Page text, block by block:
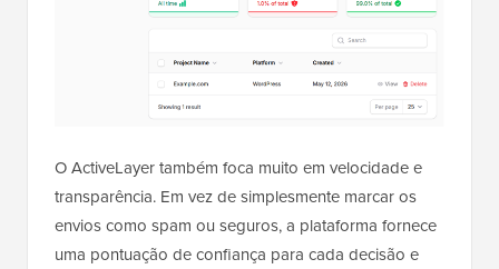
O ActiveLayer também foca muito em velocidade e
transparência. Em vez de simplesmente marcar os
envios como spam ou seguros, a plataforma fornece
uma pontuação de confiança para cada decisão e